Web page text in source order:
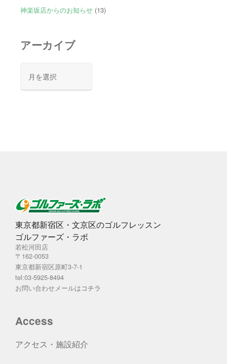
神楽坂店からのお知らせ(13)
アーカイブ
カ
東京都新宿区・文京区のゴルフレッスン
ゴルファーズ・ラボ
若松河田店
〒162-0053
東京都新宿区原町3-7-1
tel:03-5925-8494
お問い合わせメールはコチラ
Access
アクセス・施設紹介